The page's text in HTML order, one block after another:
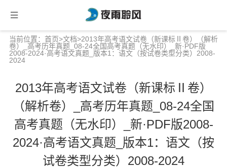
当前位置： 首页>文档>2013年高考语文试卷（新课标Ⅱ卷）（解析
卷）_高考历年真题_08-24全国高考真题（无水印）_新·PDF版
2008-2024·高考语文真题_版本1：语文（按试卷类型分类）2008-
2024
2013年高考语文试卷（新课标Ⅱ卷）
（解析卷）_高考历年真题_08-24全国
高考真题（无水印）_新·PDF版2008-
2024·高考语文真题_版本1：语文（按
试卷类型分类）2008-2024